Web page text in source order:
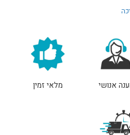
אנושי מלאי זמין